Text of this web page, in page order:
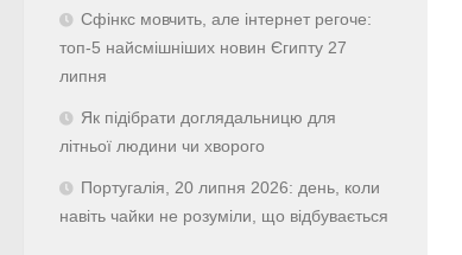
Сфінкс мовчить, але інтернет регоче:
топ-5 найсмішніших новин Єгипту 27
липня
Як підібрати доглядальницю для
літньої людини чи хворого
Португалія, 20 липня 2026: день, коли
навіть чайки не розуміли, що відбувається